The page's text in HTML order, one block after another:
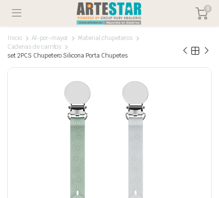
0
Inicio Al-por-mayor
Material chupeteros
Cadenas de carritos
set 2PCS Chupetero Silicona Porta Chupetes